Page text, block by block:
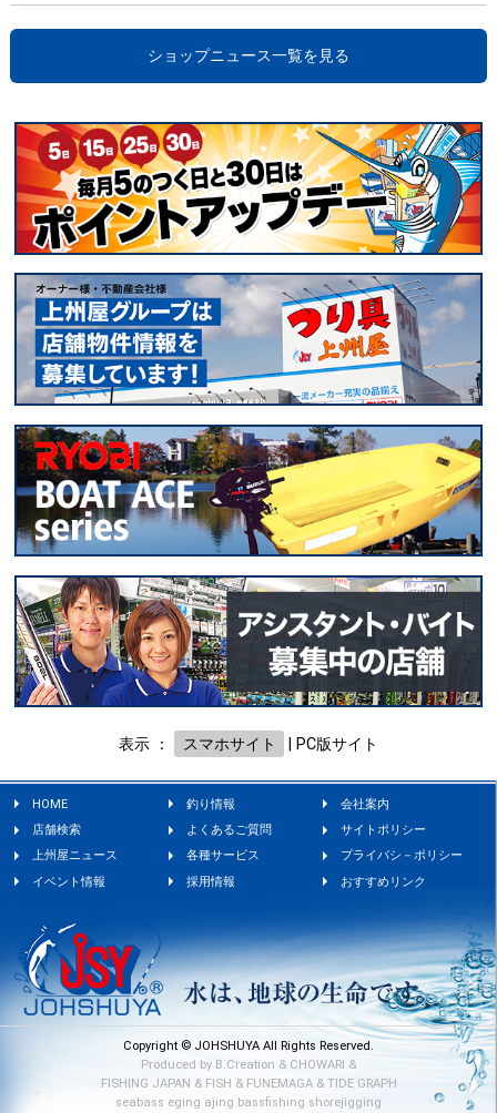
ショップニュース一覧を見る
表示 ： スマホサイト PC版サイト
HOME 釣り情報
会社案内
店舗検索
よくあるご質問
サイトポリシー
上州屋ニュース
各種サービス
プライバシ－ポリシー
イベント情報
採用情報 おすすめリンク
Copyright © JOHSHUYA All Rights Reserved.
Produced by B.Creation & CHOWARI &
FISHING JAPAN & FISH & FUNEMAGA& TIDE GRAPH
seabass eging ajing bassfishing shorejigging